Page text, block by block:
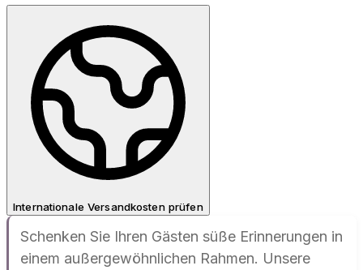
Internationale Versandkosten prüfen
Schenken Sie Ihren Gästen süße Erinnerungen in
einem außergewöhnlichen Rahmen. Unsere